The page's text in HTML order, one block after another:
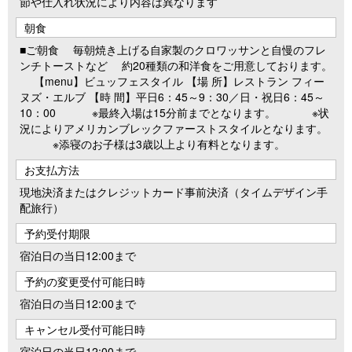
朝食
■ご朝食 毎朝焼き上げる自家製のクロワッサンと自慢のフレ
ンチトーストなど 約20種類の和洋食をご用意しております。
【menu】ビュッフェスタイル 【場 所】レストラン フィー
ヌズ・エルブ 【時 間】平日6：45～9：30／日・祝日6：45～
10：00 ※最終入場は15分前までとなります。 ※状
況によりアメリカンブレックファーストスタイルとなります。
※添寝のお子様は3歳以上より有料となります。
お支払方法
現地決済またはクレジットカード事前決済（タイムデザイン手
配旅行）
予約受付期限
宿泊日の当日12:00まで
予約の変更受付可能日時
宿泊日の当日12:00まで
キャンセル受付可能日時